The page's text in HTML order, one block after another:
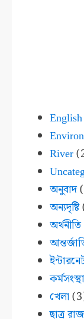
River
অনুবাদ
অন্যদৃষ্টি
অর্থনীতি
খেলা
ছাত্র